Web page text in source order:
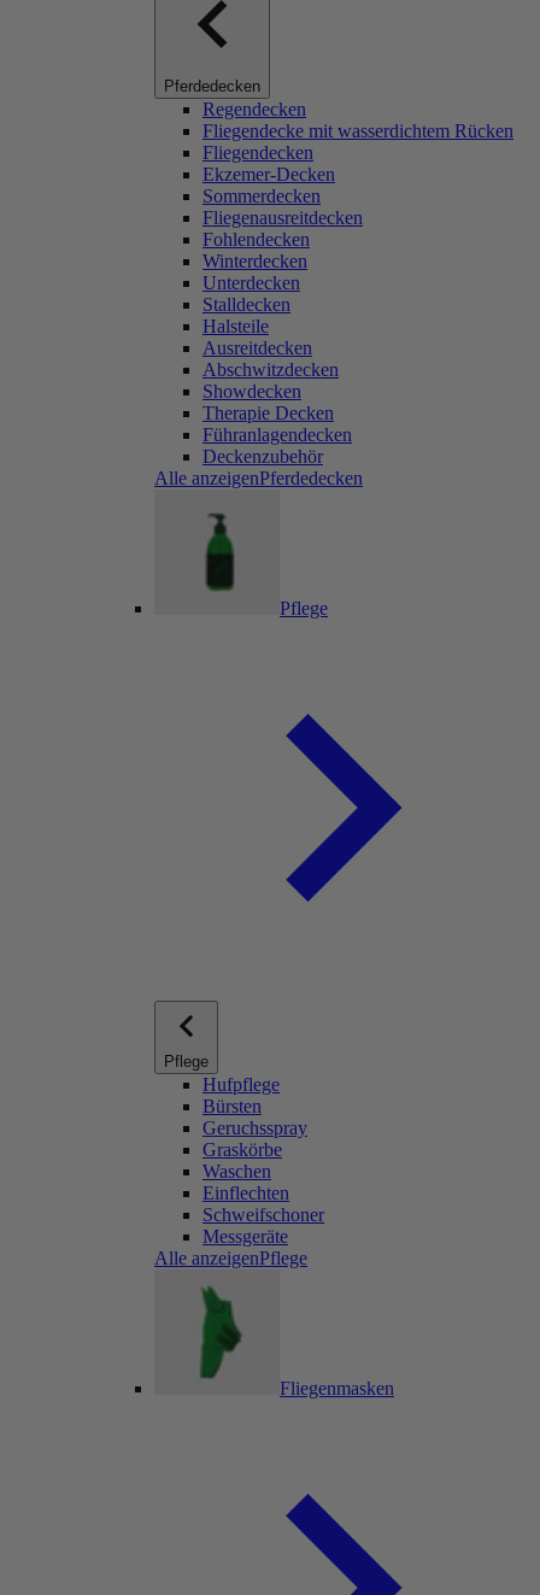
Pferdedecken
Regendecken
Fliegendecke mit wasserdichtem Rücken
Fliegendecken
Ekzemer-Decken
Sommerdecken
Fliegenausreitdecken
Fohlendecken
Winterdecken
Unterdecken
Stalldecken
Halsteile
Ausreitdecken
Abschwitzdecken
Showdecken
Therapie Decken
Führanlagendecken
Deckenzubehör
Alle anzeigenPferdedecken
Pflege
Pflege
Hufpflege
Bürsten
Geruchsspray
Graskörbe
Waschen
Einflechten
Schweifschoner
Messgeräte
Alle anzeigenPflege
Fliegenmasken